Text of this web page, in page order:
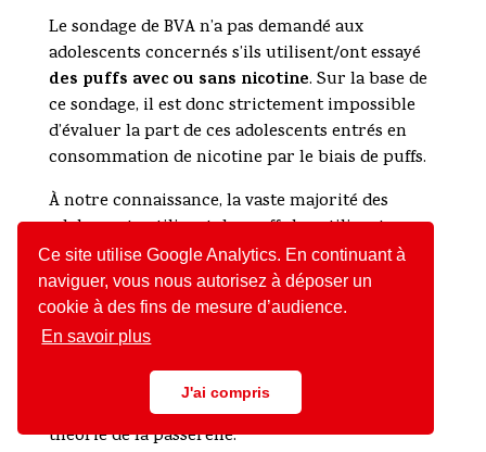
Ce site utilise Google Analytics. En continuant à
naviguer, vous nous autorisez à déposer un
cookie à des fins de mesure d’audience.
En savoir plus
J'ai compris
Le sondage de BVA n’a pas demandé aux
adolescents concernés s’ils utilisent/ont essayé
des puffs avec ou sans nicotine. Sur la base de
ce sondage, il est donc strictement impossible
d’évaluer la part de ces adolescents entrés en
consommation de nicotine par le biais de puffs.
À notre connaissance, la vaste majorité des
adolescents utilisant des puffs les utilisent sans
nicotine. Leurs motivations étant la curiosité, de
répondre à la pression des pairs et de manière
inconsciente le mimétisme d’adulte, une
utilisation de puffs pourrait avoir pour effet
d’essayer le tabagisme. Ce possible effet est
appelé l’effet de diversion, en opposition à la
théorie de la passerelle.